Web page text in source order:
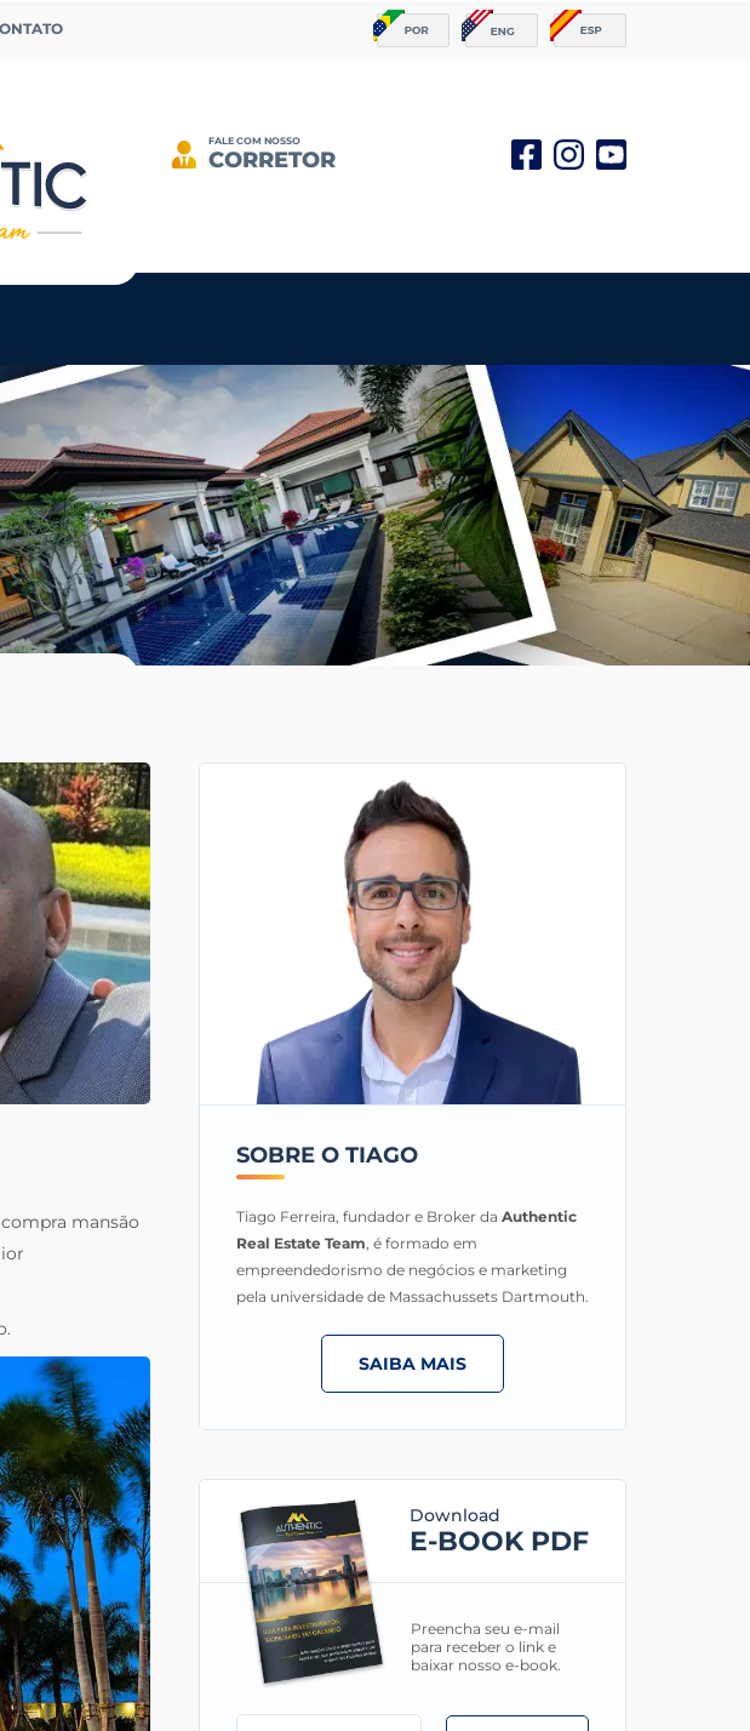
FALE COM NOSSO
CORRETOR
mansão
SOBRE O TIAGO
Tiago Ferreira, fundador e Broker da Authentic
Real Estate Team , é formado em
empreendedorismo de negócios e marketing
pela universidade de Massachussets Dartmouth.
SAIBA MAIS
Download
E-BOOK PDF
Preencha seu e-mail
para receber o link e
baixar nosso e-book.